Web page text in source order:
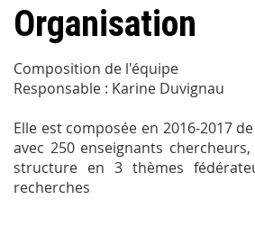
Organisation
Composition de l'équipe
Responsable : Karine Duvignau
Elle est composée en 2016-2017
avec 250 enseignants
structure en 3 thèmes
recherches